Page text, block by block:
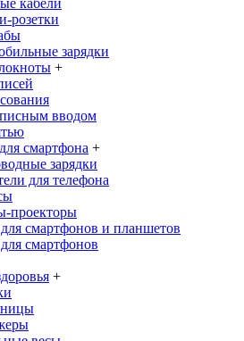
кабели
розетки
зарядки
+
вводом
смартфона +
зарядки
для телефона
проекторы
смартфонов и планшетов
смартфонов
+